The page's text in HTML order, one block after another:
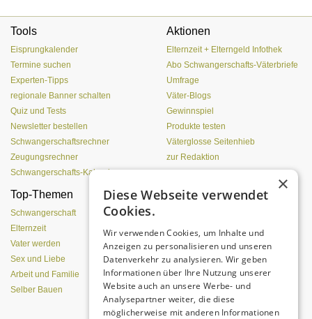
Tools
Eisprungkalender
Termine suchen
Experten-Tipps
regionale Banner schalten
Quiz und Tests
Newsletter bestellen
Schwangerschaftsrechner
Zeugungsrechner
Schwangerschafts-Kalender
Aktionen
Elternzeit + Elterngeld Infothek
Abo Schwangerschafts-Väterbriefe
Umfrage
Väter-Blogs
Gewinnspiel
Produkte testen
Väterglosse Seitenhieb
zur Redaktion
Top-Themen
Schwangerschaft
Elternzeit
Vater werden
Sex und Liebe
Arbeit und Familie
Selber Bauen
Einen Lehmofen
×
Diese Webseite verwendet
Cookies.
Wir verwenden Cookies, um Inhalte und
Anzeigen zu personalisieren und unseren
Datenverkehr zu analysieren. Wir geben
Informationen über Ihre Nutzung unserer
Website auch an unsere Werbe- und
Analysepartner weiter, die diese
möglicherweise mit anderen Informationen